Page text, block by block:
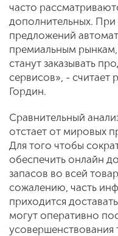
часто
дополнительных.
предложений
пре­миальным
станут заказывать
сервисов», - считает
Гордин.
Сравнительный
отстает от миро­вых
Для того чтобы
обеспечить онлайн
запасов во всей
сожалению, часть
приходится
мо­гут оперативно